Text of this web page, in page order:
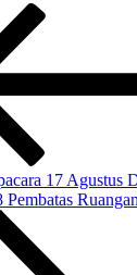
17 Agustus
Pembatas